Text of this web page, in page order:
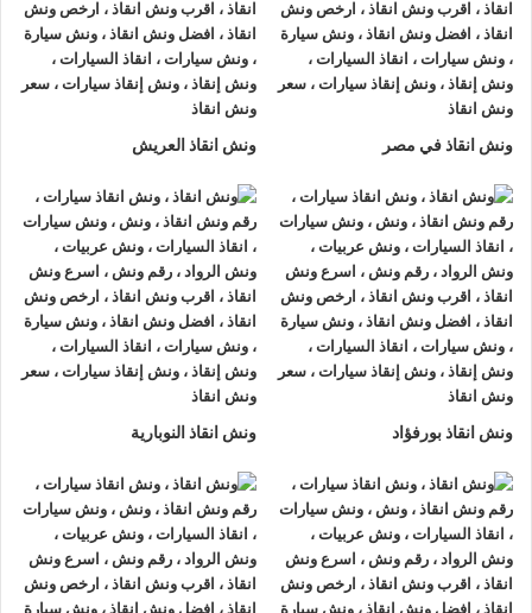
ونش انقاذ الغربيةنقدم خدمة المساعدة على الطريق بسرعة
وبأسعار معقولة ، وخدمةإنقاذ السياراتفي الغربية و على جميع
الطرق و لدينا فريق من السائقين الوناشين ذوي الخبرة والمدربين
لتزويدك بأفضل مساعدة على الطريق و تقديم خدمات الانقاذ
السريع.
ونش إنقاذ سياراتمن شركةالرواد لإنقاذ السياراتيقدم تجربة
فريدةلإنقاذ السيارات، تمتع بتجربةونش انقاذ سياراتمنونش
انقاذ الروادوأحصل على خصم 50% ، لدينا ونش انقاذمزود بأجهزة
تتبع GPS لأمانك وأمان سيارتك.
اتصل بخدمة العملاء التابعة لنا على مدار 24 ساعة الآن للحصول
علىأقرب ونش انقاذمن موقعك في الغربية فريق المساعدة على
أهبة الاستعداد و جاهز دائما لمساعدتك في أي وقت من النهار أو
الليل 24/7/365 تشمل خدمات
انقاذ السيارات في الغربية
يلي:
1- السرعة
يصلكونش انقاذ السيارات
بسرعة فائقة خلال 30 دقيقة بحد اقصي
فور طلبك لـونش إنقاذ سياراتمن أجل إنقاذ السياراتالمُعطّلة في
ونش انقاذ في مصر ونش انقاذ العريش
ونش انقاذ بورفؤاد ونش انقاذ النوبارية